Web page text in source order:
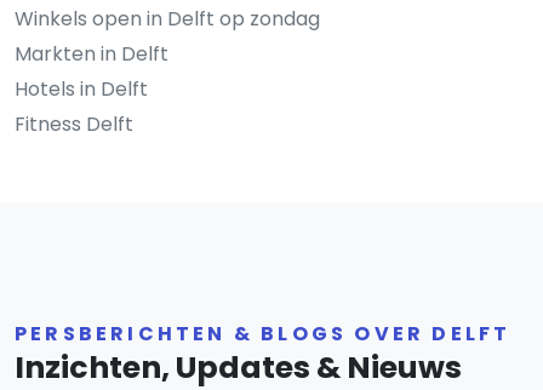
Winkels open in Delft op zondag
Markten in Delft
Hotels in Delft
Fitness Delft
PERSBERICHTEN & BLOGS OVER DELFT
Inzichten, Updates & Nieuws